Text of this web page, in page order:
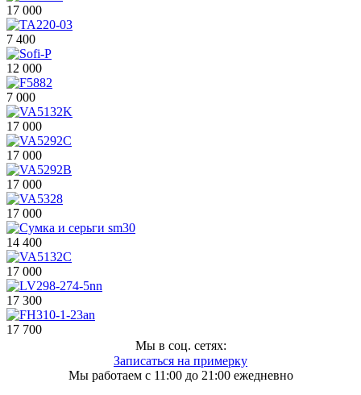
17 000
7 400
12 000
7 000
17 000
17 000
17 000
17 000
14 400
17 000
17 300
17 700
Мы в соц. сетях:
Записаться на примерку
Мы работаем с 11:00 до 21:00 ежедневно